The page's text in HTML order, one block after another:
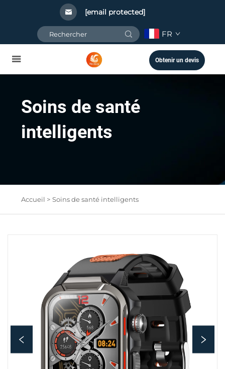
[email protected]
FR
Obtenir un devis
Soins de santé
intelligents
Accueil > Soins de santé intelligents